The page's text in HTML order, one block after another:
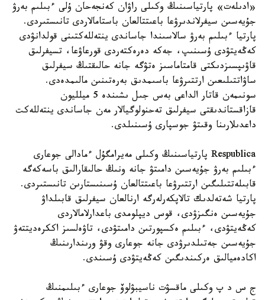
«ادىلەت» پارتياسىنىڭ وكىلى راۋان كەنجەحان ۇلى ءبىلىم بەرۋ
جۇيەسىن سيفرلاندىرۋعا باعىتتالعان باستامالاردى تانىستىردى.
پارتيا ءبىلىم بەرۋ سالاسىندا جاساندى ينتەللەكتىنى قولدانۋدى
كەڭەيتۋدى ۇسىنىپ، جەكە دەرەكتەردى قورعاۋعا، تسيفرلىق
قاۋىپسىزدىكتى قامتاماسىز ەتۋگە جانە حالىقتىڭ سيفرلىق
ساۋاتتىلىعىن ارتتىرۋعا باسىمدىق بەرەتىنىن مالىمدەدى.
سونىمەن قاتار الداعى بەس جىل ىشىندە 5 ميلليون
قازاقستاندىقتى سيفرلىق تەحنولوگيالار مەن جاساندى ينتەللەكت
داعدىلارىنا وقىتۋ جوسپارى ۇسىنىلدى.
Respublica پارتياسىنىڭ وكىلى مەيرامگۇل ءمادالى جوعارى
ءبىلىم بەرۋ جۇيەسىن دامىتۋ جانە ونىڭ حالىقارالىق باسەكەگە
قابىلەتتىلىگىن ارتتىرۋعا باعىتتالعان ۇسىنىستارىن تانىستىردى.
پارتيا شەتەلدىك تالاپكەرلەرگە ارنالعان سيفرلىق قابىلداۋ
جۇيەسىن ەنگىزۋدى، قوس ديپلومدى باعدارلامالاردى
كەڭەيتۋدى، ءبىلىم ەكسپورتىن دامىتۋدى، تاۋەلسىز اككرەديتتەۋ
جۇيەسىن جەتىلدىرۋدى جانە جوعارى وقۋ ورىندارىنىڭ
اكادەميالىق ەركىندىگىن كەڭەيتۋدى ۇسىندى.
ج س د پ وكىلى ماقسۋت ناسيبۋلوۆ جوعارى ءبىلىمنىڭ